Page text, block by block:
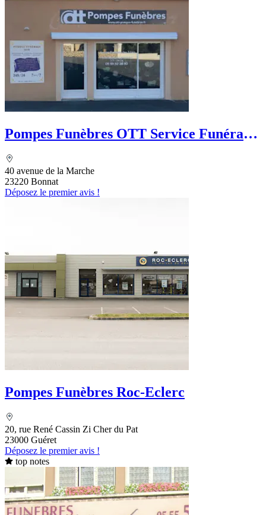
Pompes Funèbres OTT Service Funéraire
40 avenue de la Marche
23220 Bonnat
Déposez le premier avis !
Pompes Funèbres Roc-Eclerc
20, rue René Cassin Zi Cher du Pat
23000 Guéret
Déposez le premier avis !
top notes